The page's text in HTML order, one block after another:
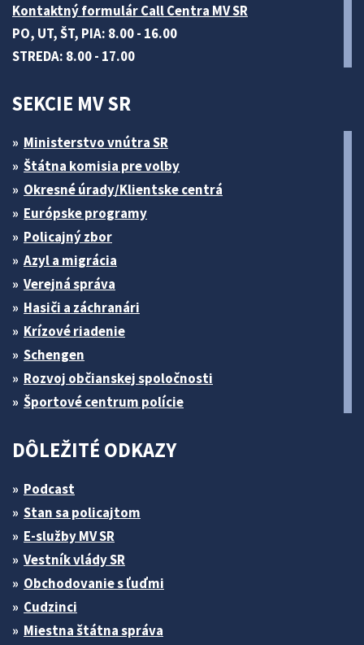
Kontaktný formulár Call Centra MV SR
PO, UT, ŠT, PIA: 8.00 - 16.00
STREDA: 8.00 - 17.00
SEKCIE MV SR
Ministerstvo vnútra SR
Štátna komisia pre volby
Okresné úrady/Klientske centrá
Európske programy
Policajný zbor
Azyl a migrácia
Verejná správa
Hasiči a záchranári
Krízové riadenie
Schengen
Rozvoj občianskej spoločnosti
Športové centrum polície
DÔLEŽITÉ ODKAZY
Podcast
Stan sa policajtom
E-služby MV SR
Vestník vlády SR
Obchodovanie s ľuďmi
Cudzinci
Miestna štátna správa